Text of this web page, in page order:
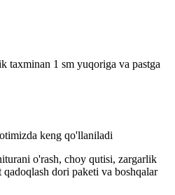
taxminan 1 sm yuqoriga va pastga
keng qo'llaniladi
o'rash, choy qutisi, zargarlik
dori paketi va boshqalar